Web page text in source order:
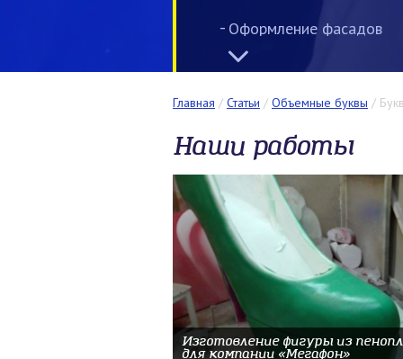
Оформление фасадов
Номерные таблички,
Интерьерная реклама
Широкоформатная
Лайтбокс
Световые вывески
Маркизы
Главная / Статьи / Объемные буквы /
Наши работы
Изготовление фигуры из
для компании «Мегафон»